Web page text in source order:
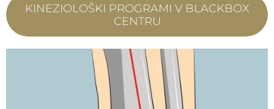
KINEZIOLOŠKI PROGRAMI V BLACKBOX
CENTRU